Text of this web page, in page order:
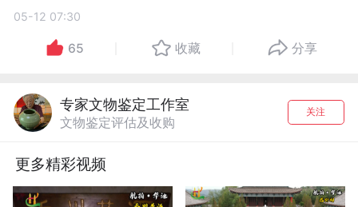
05-12 07:30
65 收藏 分享
专家文物鉴定工作室
文物鉴定评估及收购
关注
更多精彩视频